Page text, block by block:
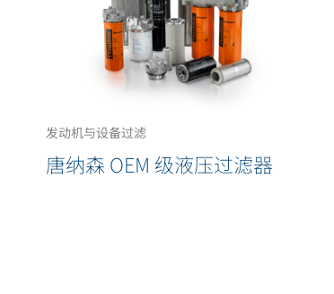
发动机与设备过滤
唐纳森 OEM 级液压过滤器